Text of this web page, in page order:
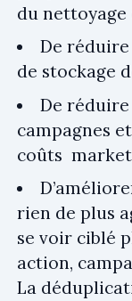
du nettoyage
De
de stockage
De réduire
campagnes
coûts
rien de plus
se voir ciblé
action,
La